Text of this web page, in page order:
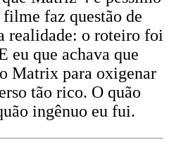
faz questão de
realidade: o roteiro foi
eu que achava que
Matrix para oxigenar
tão rico. O quão
ingênuo eu fui.